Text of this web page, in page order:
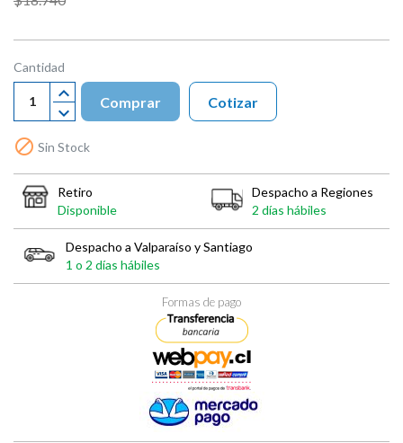
Cantidad
Comprar
 Sin Stock
Cotizar
Retiro
Disponible
Despacho a Regiones
2 días hábiles
Despacho a Valparaíso y Santiago
1 o 2 días hábiles
Formas de pago